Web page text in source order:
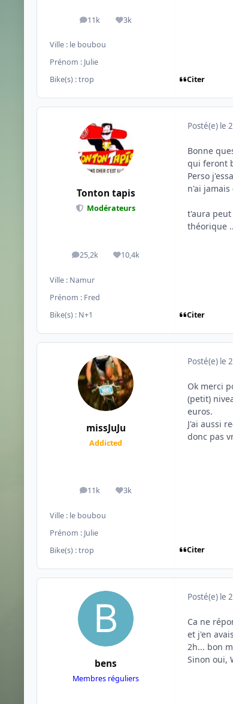
11k
messages3k
Réputation
Ville : le boubou
Prénom : Julie
Bike(s) :trop Citer
Tonton tapis
Modérateurs
25,2k
messages 10,4k
Réputation
Ville : Namur
Prénom : Fred
Bike(s) : N+1
Posté(e) le
Bonne
qui feront
Perso
n'ai
t'aura
théorique ..
Citer
missJuJu
Addicted
11k
messages3k
Réputation
Ville : le boubou
Prénom : Julie
Bike(s) :trop
Posté(e) le
Ok merci
(petit)
euros.
J'ai aussi
donc pas
Citer
bens
Membres réguliers
Posté(e) le
Ca ne
et j'en
2h... bon
Sinon oui,